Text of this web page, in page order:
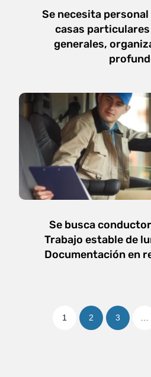
Se necesita
casas
generales,
Se busca
Trabajo estable de
Documentación en
1 2 3